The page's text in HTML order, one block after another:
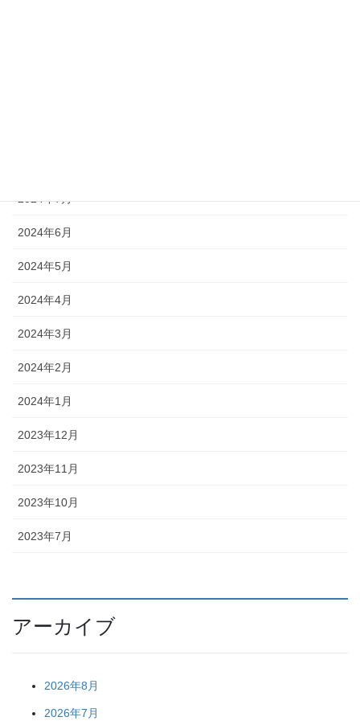
2024年7月
2024年6月
2024年5月
2024年4月
2024年3月
2024年2月
2024年1月
2023年12月
2023年11月
2023年10月
2023年7月
アーカイブ
2026年8月
2026年7月